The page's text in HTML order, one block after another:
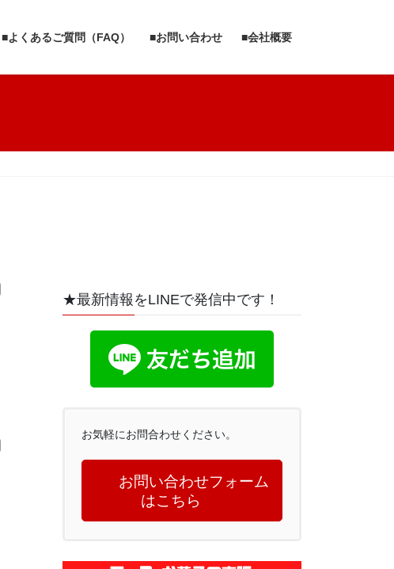
■よくあるご質問（FAQ） ■お問い合わせ ■会社概要
★最新情報をLINEで発信中です！
お気軽にお問合わせください。
お問い合わせフォーム
はこちら